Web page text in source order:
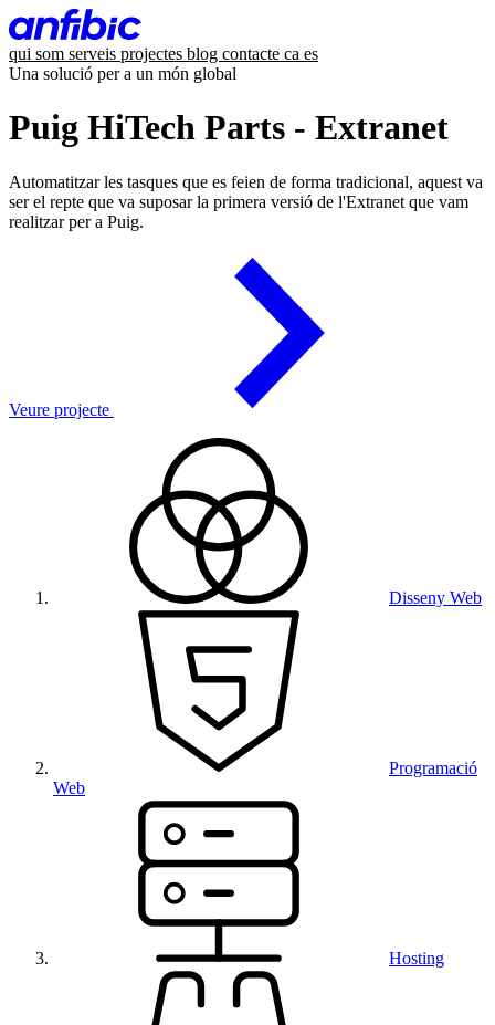
qui som serveis projectes blog contacte ca es
Una solució per a un món global
Puig HiTech Parts - Extranet
Automatitzar les tasques que es feien de forma tradicional, aquest va
ser el repte que va suposar la primera versió de l'Extranet que vam
realitzar per a Puig.
Veure projecte
Disseny Web
Programació
Web
Hosting